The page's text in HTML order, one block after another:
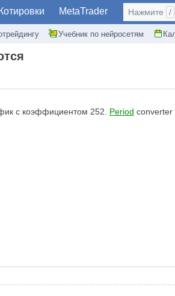
Котировки MetaTrader
Учебник по нейросетям
Нажмите /
с коэффициентом 252. Period converter